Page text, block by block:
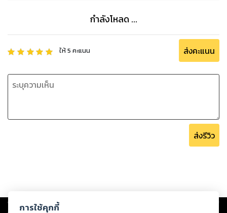
กำลังโหลด ...
ให้5 คะแนน ส่งคะแนน
ส่งรีวิว
Copyright © 2026
การใช้คุกกี้